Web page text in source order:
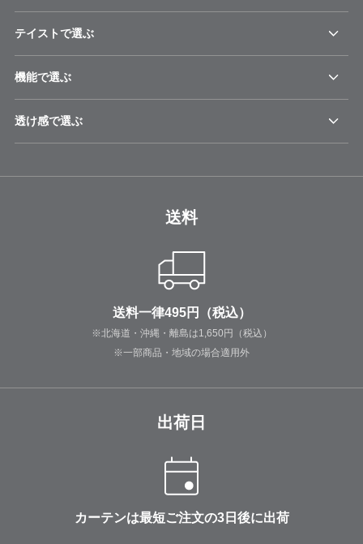
テイストで選ぶ
機能で選ぶ
透け感で選ぶ
送料
送料一律495円（税込）
※北海道・沖縄・離島は1,650円（税込）
※一部商品・地域の場合適用外
出荷日
カーテンは最短ご注文の3日後に出荷